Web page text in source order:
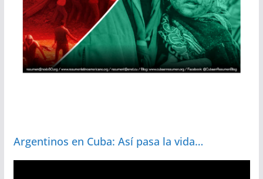
Argentinos en Cuba: Así pasa la vida…